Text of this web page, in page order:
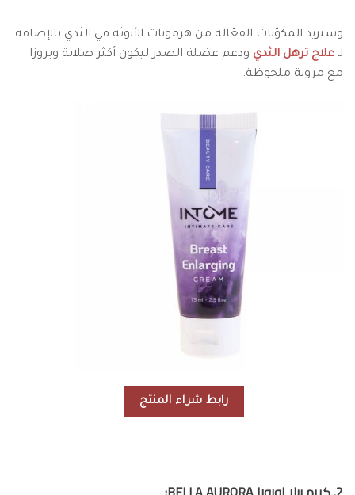
وستزيد المكوّنات الفعّالة من هرمونات الأنوثة في الثدي بالإضافة
لـ علاج ترهل الثدي ودعم عضلة الصدر ليكون أكثر صلابة وبروزا
مع مرونة ملحوظة.
رابط شراء المنتج